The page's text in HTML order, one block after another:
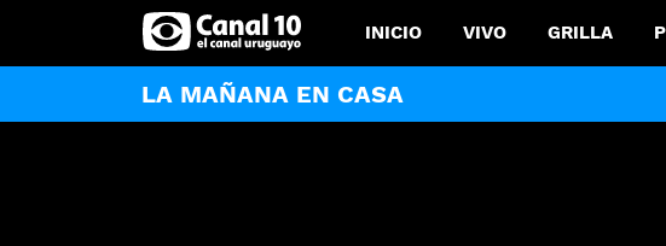
INICIO VIVO GRILLA
LA MAÑANA EN CASA